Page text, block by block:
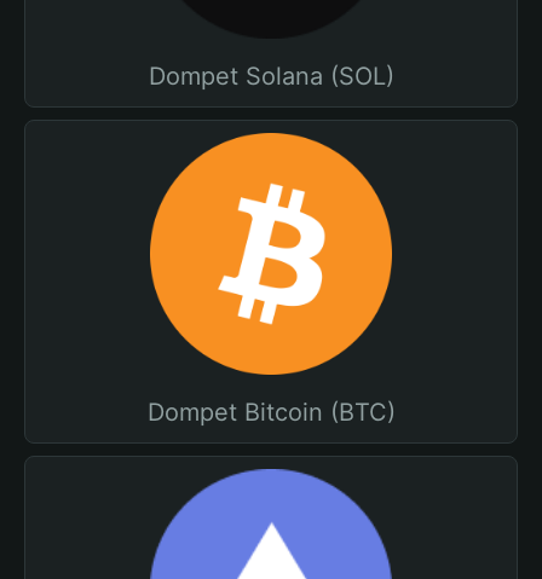
Dompet Solana (SOL)
Dompet Bitcoin (BTC)